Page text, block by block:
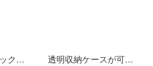
万乐达プラスチック部品ケース収納ケース引出し式部品ケース分格部品乐高収納箱電子部品部品部品部品部品部品部品ボックスF 0〓灰色のケース-透明引き出し
透明収納ケースが可愛いプラスチック透明収納ケースです。プラスチックベルトカバーの整理箱です。